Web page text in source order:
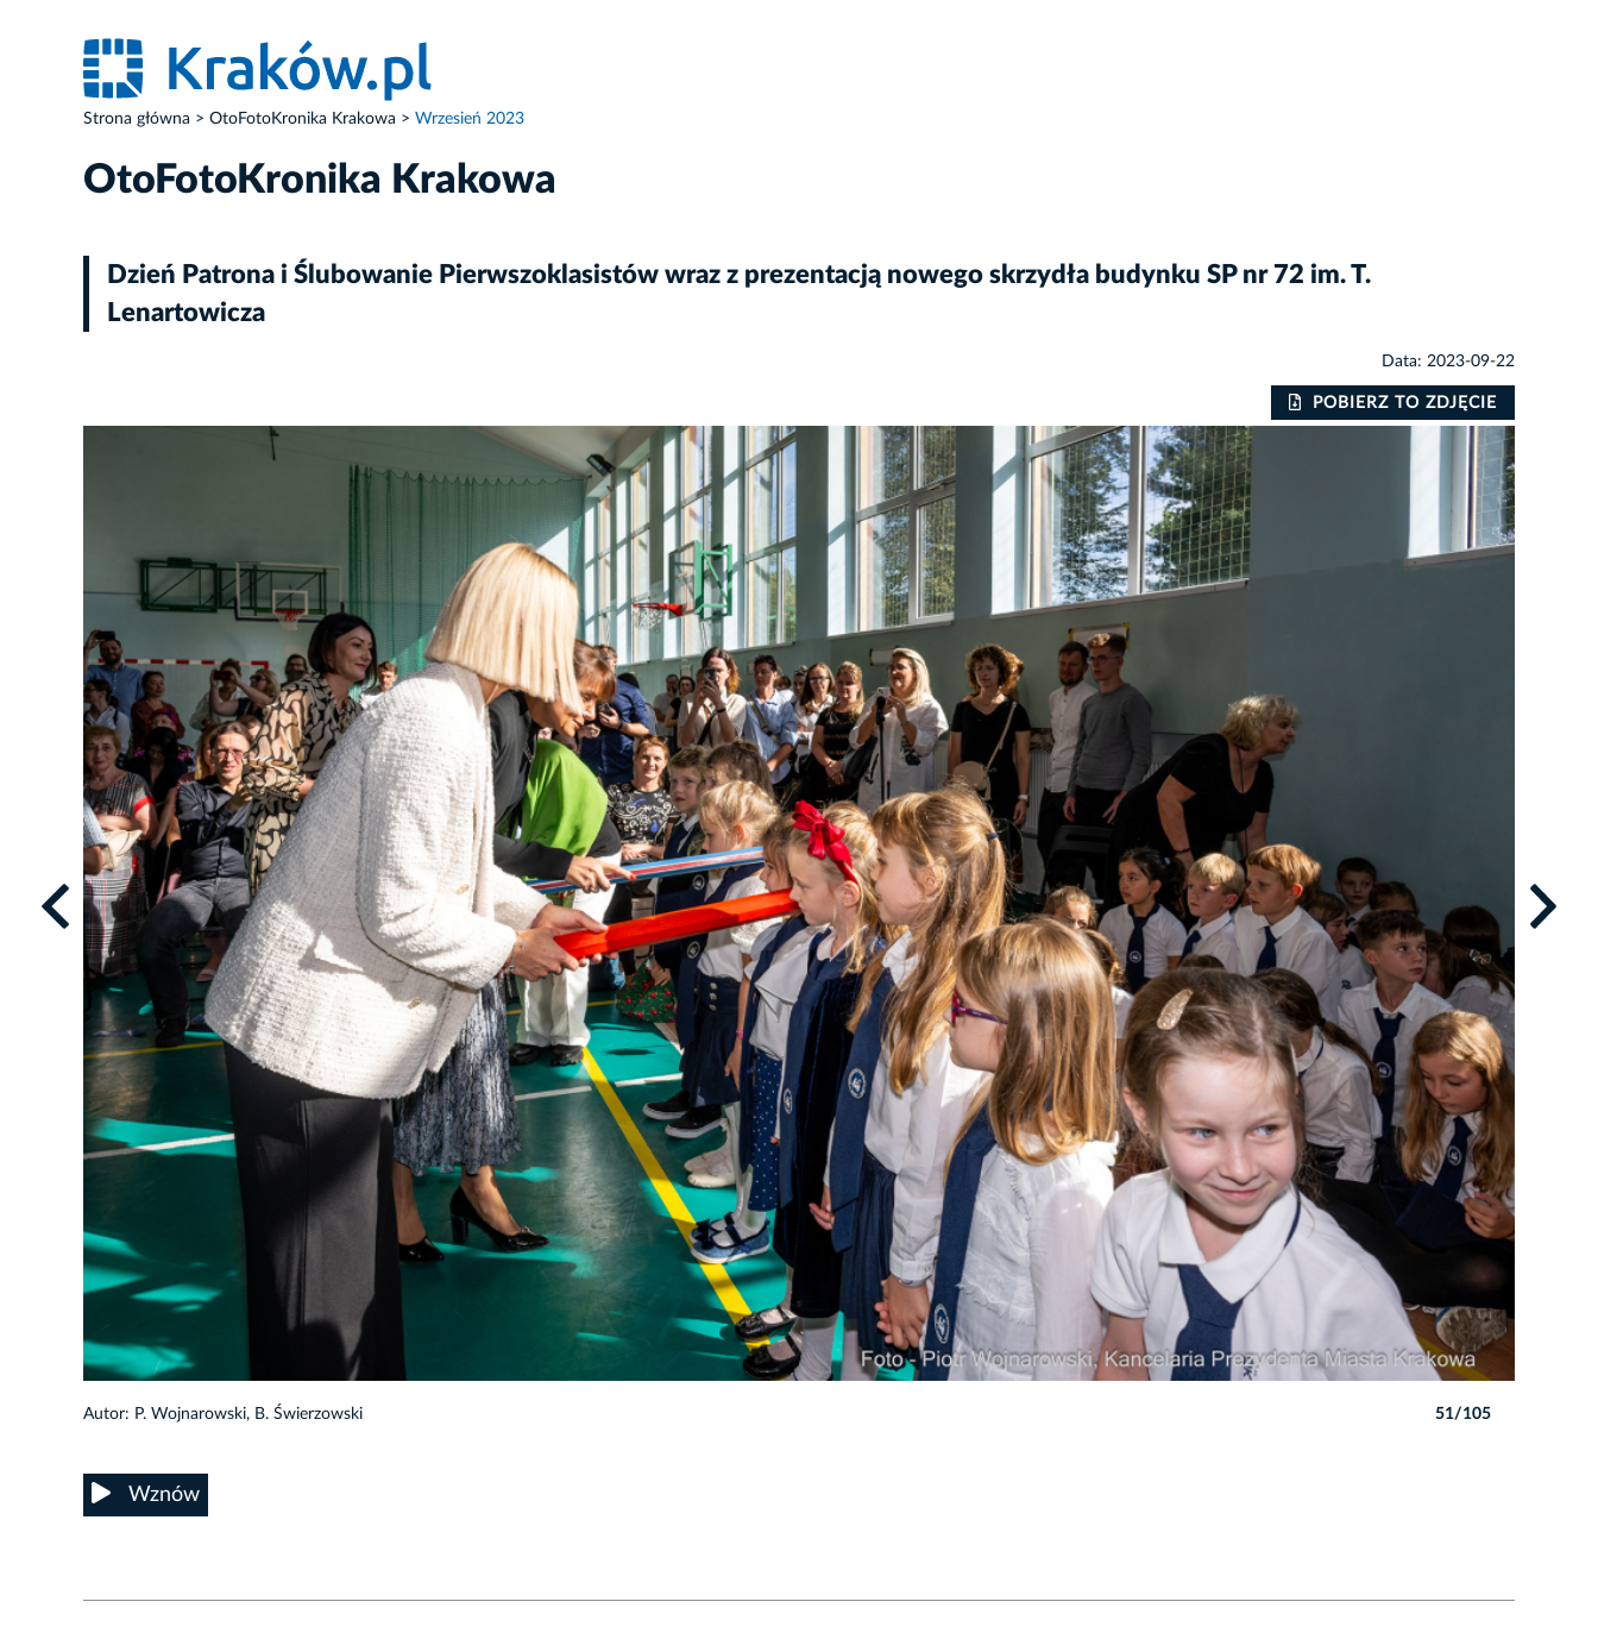
Strona główna OtoFotoKronika Krakowa Wrzesień 2023
OtoFotoKronika Krakowa
Dzień Patrona i Ślubowanie Pierwszoklasistów wraz z prezentacją nowego skrzydła budynku SP nr 72 im. T.
Lenartowicza
Data: 2023-09-22
POBIERZ TO ZDJĘCIE
Autor: P. Wojnarowski, B. Świerzowski 51/105
Wznów